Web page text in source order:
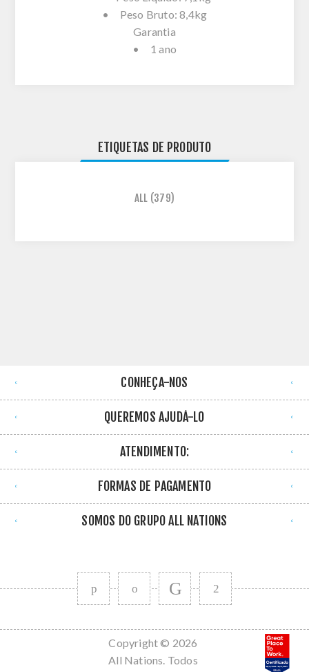
• Peso Bruto: 8,4kg
Garantia
• 1 ano
ETIQUETAS DE PRODUTO
ALL (379)
CONHEÇA-NOS
QUEREMOS AJUDÁ-LO
ATENDIMENTO:
FORMAS DE PAGAMENTO
SOMOS DO GRUPO ALL NATIONS
Copyright © 2026
All Nations. Todos